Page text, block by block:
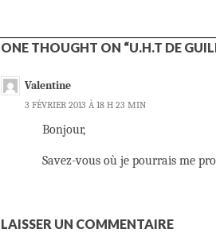
ONE THOUGHT ON “U.H.T DE
Valentine
3 FÉVRIER 2013 À 18 H 23 MIN
Bonjour,
Savez-vous où je pourrais me
LAISSER UN COMMENTAIRE